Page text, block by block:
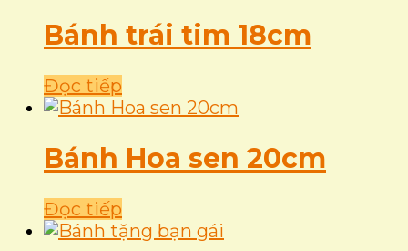
Bánh trái tim 18cm
Đọc tiếp
Bánh Hoa sen 20cm
Đọc tiếp